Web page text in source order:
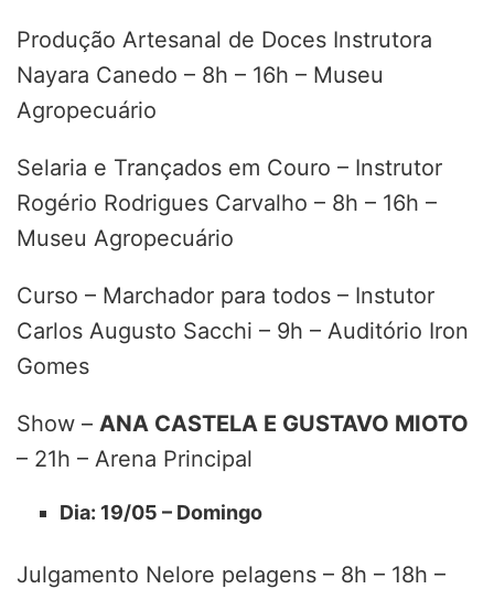
Produção Artesanal de Doces Instrutora
Nayara Canedo – 8h – 16h – Museu
Agropecuário
Selaria e Trançados em Couro – Instrutor
Rogério Rodrigues Carvalho – 8h – 16h –
Museu Agropecuário
Curso – Marchador para todos – Instutor
Carlos Augusto Sacchi – 9h – Auditório Iron
Gomes
Show – ANA CASTELA E GUSTAVO MIOTO
– 21h – Arena Principal
Dia: 19/05 – Domingo
Julgamento Nelore pelagens – 8h – 18h –